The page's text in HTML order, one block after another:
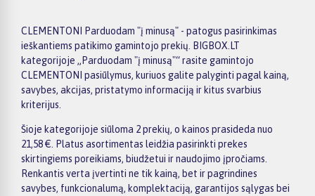
CLEMENTONI Parduodam "į minusą" - patogus pasirinkimas
ieškantiems patikimo gamintojo prekių. BIGBOX.LT
kategorijoje „Parduodam "į minusą"“ rasite gamintojo
CLEMENTONI pasiūlymus, kuriuos galite palyginti pagal kainą,
savybes, akcijas, pristatymo informaciją ir kitus svarbius
kriterijus.
Šioje kategorijoje siūloma 2 prekių, o kainos prasideda nuo
21,58 €. Platus asortimentas leidžia pasirinkti prekes
skirtingiems poreikiams, biudžetui ir naudojimo įpročiams.
Renkantis verta įvertinti ne tik kainą, bet ir pagrindines
savybes, funkcionalumą, komplektaciją, garantijos sąlygas bei